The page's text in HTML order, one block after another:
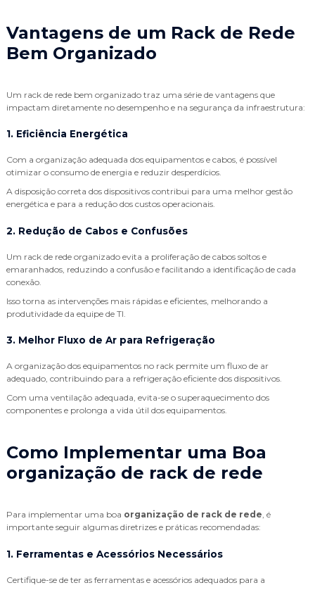
Vantagens de um Rack de Rede
Bem Organizado
Um rack de rede bem organizado traz uma série de vantagens que
impactam diretamente no desempenho e na segurança da infraestrutura:
1. Eficiência Energética
Com a organização adequada dos equipamentos e cabos, é possível
otimizar o consumo de energia e reduzir desperdícios.
A disposição correta dos dispositivos contribui para uma melhor gestão
energética e para a redução dos custos operacionais.
2. Redução de Cabos e Confusões
Um rack de rede organizado evita a proliferação de cabos soltos e
emaranhados, reduzindo a confusão e facilitando a identificação de cada
conexão.
Isso torna as intervenções mais rápidas e eficientes, melhorando a
produtividade da equipe de TI.
3. Melhor Fluxo de Ar para Refrigeração
A organização dos equipamentos no rack permite um fluxo de ar
adequado, contribuindo para a refrigeração eficiente dos dispositivos.
Com uma ventilação adequada, evita-se o superaquecimento dos
componentes e prolonga a vida útil dos equipamentos.
Como Implementar uma Boa
organização de rack de rede
Para implementar uma boa organização de rack de rede, é
importante seguir algumas diretrizes e práticas recomendadas:
1. Ferramentas e Acessórios Necessários
Certifique-se de ter as ferramentas e acessórios adequados para a